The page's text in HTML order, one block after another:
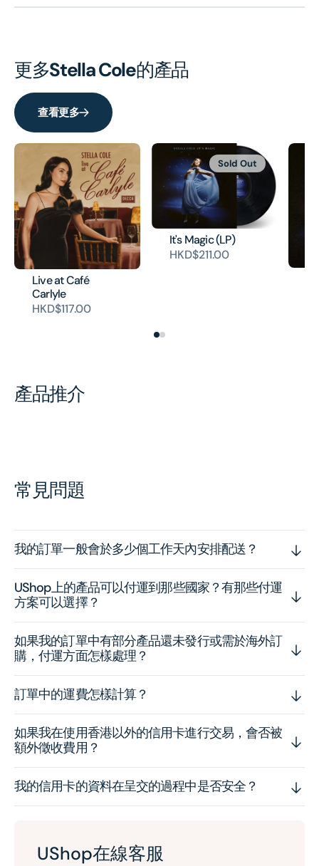
更多Stella Cole的產品
查看更多
Live at Café
Carlyle
HKD$117.00
It's Magic (LP)
HKD$211.00
Sold Out
產品推介
常見問題
我的訂單一般會於多少個工作天內安排配送？
UShop上的產品可以付運到那些國家？有那些付運
方案可以選擇？
如果我的訂單中有部分產品還未發行或需於海外訂
購，付運方面怎樣處理？
訂單中的運費怎樣計算？
如果我在使用香港以外的信用卡進行交易，會否被
額外徵收費用？
我的信用卡的資料在呈交的過程中是否安全？
UShop在線客服